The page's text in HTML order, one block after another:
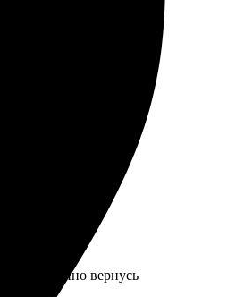
Довольны
вернусь